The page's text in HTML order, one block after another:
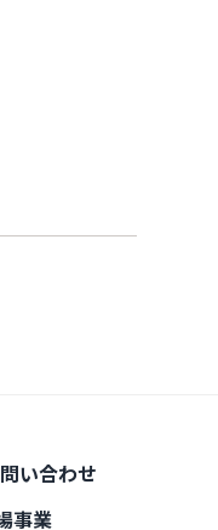
い合わせ
事業